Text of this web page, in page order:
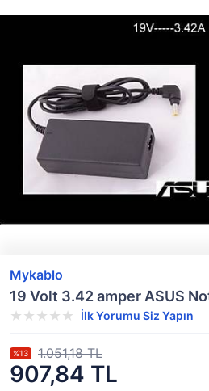
Mykablo
19 Volt 3.42 amper ASUS
İlk Yorumu Siz Yapın
907,84 TL
%13 1.051,18 TL